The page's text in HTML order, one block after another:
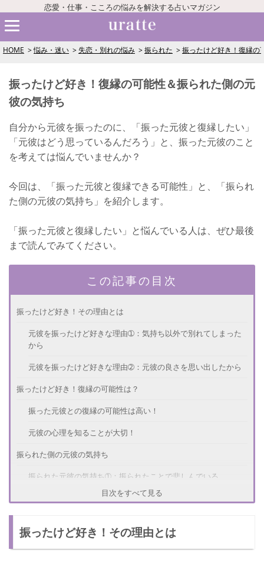
恋愛・仕事・こころの悩みを解決する占いマガジン
HOME 悩み・迷い 失恋・別れの悩み 振られた 振ったけど好き！復縁の
振ったけど好き！復縁の可能性＆振られた側の元
彼の気持ち
自分から元彼を振ったのに、「振った元彼と復縁したい」
「元彼はどう思っているんだろう」と、振った元彼のこと
を考えては悩んでいませんか？
今回は、「振った元彼と復縁できる可能性」と、「振られ
た側の元彼の気持ち」を紹介します。
「振った元彼と復縁したい」と悩んでいる人は、ぜひ最後
まで読んでみてください。
この記事の目次
振ったけど好き！その理由とは
元彼を振ったけど好きな理由➀：気持ち以外で別れてしまった
から
元彼を振ったけど好きな理由➁：元彼の良さを思い出したから
振ったけど好き！復縁の可能性は？
振った元彼との復縁の可能性は高い！
元彼の心理を知ることが大切！
振られた側の元彼の気持ち
振られた元彼の気持ち➀：振られたことで悲しんでいる
振られた元彼の気持ち➁：もっといい女を見つけたい
復縁する方法➀：少しずつ元彼との距離を縮める
目次をすべて見る
振ったけど好き！その理由とは